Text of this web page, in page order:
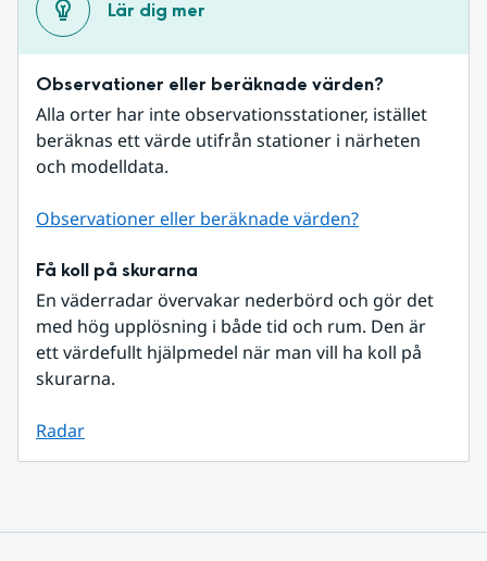
Lär dig mer
Observationer eller beräknade värden?
Alla orter har inte observationsstationer, istället
beräknas ett värde utifrån stationer i närheten
och modelldata.
Observationer eller beräknade värden?
Få koll på skurarna
En väderradar övervakar nederbörd och gör det
med hög upplösning i både tid och rum. Den är
ett värdefullt hjälpmedel när man vill ha koll på
skurarna.
Radar